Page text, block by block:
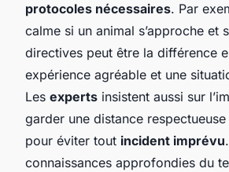
protocoles nécessaires. Par
calme si un animal s’approche et
directives peut être la différence
expérience agréable et une
Les experts insistent aussi sur
garder une distance
pour éviter tout incident imprévu
connaissances approfondies du